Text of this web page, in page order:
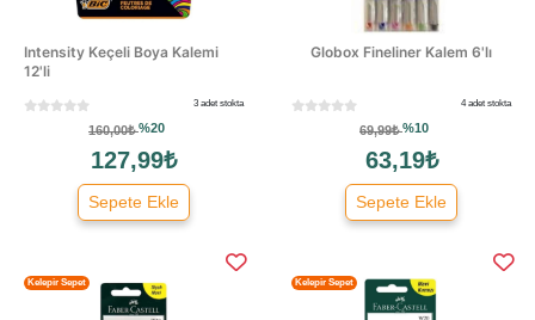
Intensity Keçeli Boya Kalemi
12'li
3 adet stokta
160,00₺%20
127,99₺
Sepete Ekle
Globox Fineliner Kalem 6'lı
4 adet stokta
69,99₺%10
63,19₺
Sepete Ekle
Kelepir Sepet Kelepir Sepet